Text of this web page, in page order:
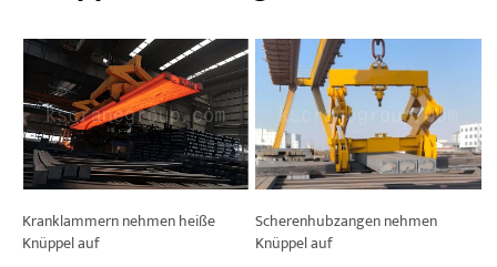
Kranklammern nehmen heiße
Knüppel auf
Scherenhubzangen nehmen
Knüppel auf